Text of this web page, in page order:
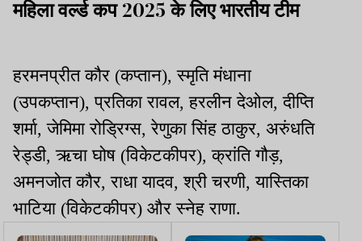
महिला वर्ल्ड कप 2025 के लिए भारतीय टीम
हरमनप्रीत कौर (कप्तान), स्मृति मंधाना
(उपकप्तान), प्रतिका रावल, हरलीन देओल, दीप्ति
शर्मा, जेमिमा रोड्रिग्स, रेणुका सिंह ठाकुर, अरुंधति
रेड्डी, ऋचा घोष (विकेटकीपर), क्रांति गौड़,
अमनजोत कौर, राधा यादव, श्री चरणी, यास्तिका
भाटिया (विकेटकीपर) और स्नेह राणा.